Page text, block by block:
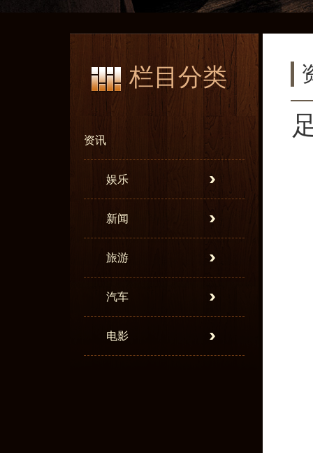
栏目分类
资讯
娱乐
新闻
旅游
汽车
电影